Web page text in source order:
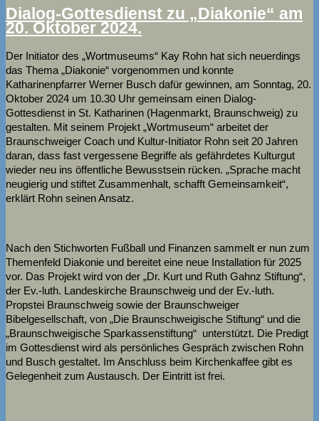
Dialog-Gottesdienst zu „Diakonie“ am
20. Oktober 2024.
Der Initiator des „Wortmuseums“ Kay Rohn hat sich neuerdings
das Thema „Diakonie“ vorgenommen und konnte
Katharinenpfarrer Werner Busch dafür gewinnen, am Sonntag, 20.
Oktober 2024 um 10.30 Uhr gemeinsam einen Dialog-
Gottesdienst in St. Katharinen (Hagenmarkt, Braunschweig) zu
gestalten. Mit seinem Projekt „Wortmuseum“ arbeitet der
Braunschweiger Coach und Kultur-Initiator Rohn seit 20 Jahren
daran, dass fast vergessene Begriffe als gefährdetes Kulturgut
wieder neu ins öffentliche Bewusstsein rücken. „Sprache macht
neugierig und stiftet Zusammenhalt, schafft Gemeinsamkeit“,
erklärt Rohn seinen Ansatz.
Nach den Stichworten Fußball und Finanzen sammelt er nun zum
Themenfeld Diakonie und bereitet eine neue Installation für 2025
vor. Das Projekt wird von der „Dr. Kurt und Ruth Gahnz Stiftung“,
der Ev.-luth. Landeskirche Braunschweig und der Ev.-luth.
Propstei Braunschweig sowie der Braunschweiger
Bibelgesellschaft, von „Die Braunschweigische Stiftung“ und die
„Braunschweigische Sparkassenstiftung“ unterstützt. Die Predigt
im Gottesdienst wird als persönliches Gespräch zwischen Rohn
und Busch gestaltet. Im Anschluss beim Kirchenkaffee gibt es
Gelegenheit zum Austausch. Der Eintritt ist frei.